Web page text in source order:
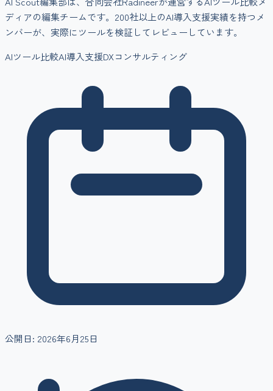
ディアの編集チームです。200社以上のAI導入支援実績を持つメ
ンバーが、実際にツールを検証してレビューしています。
AIツール比較AI導入支援DXコンサルティング
公開日: 2026年6月25日